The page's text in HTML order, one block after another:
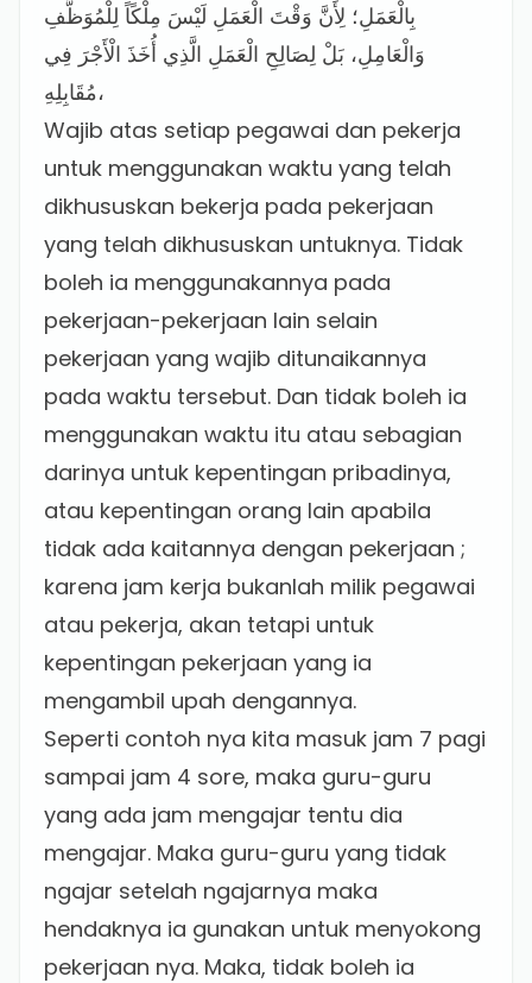
بِالْعَمَلِ؛ لِأَنَّ وَقْتَ الْعَمَلِ لَيْسَ مِلْكًاً لِلْمُوَظَّفِ
وَالْعَامِلِ، بَلْ لِصَالِحِ الْعَمَلِ الَّذِي أُخَذَ الْأَجْرَ فِي
مُقَابِلِهِ،
Wajib atas setiap pegawai dan pekerja
untuk menggunakan waktu yang telah
dikhususkan bekerja pada pekerjaan
yang telah dikhususkan untuknya. Tidak
boleh ia menggunakannya pada
pekerjaan-pekerjaan lain selain
pekerjaan yang wajib ditunaikannya
pada waktu tersebut. Dan tidak boleh ia
menggunakan waktu itu atau sebagian
darinya untuk kepentingan pribadinya,
atau kepentingan orang lain apabila
tidak ada kaitannya dengan pekerjaan ;
karena jam kerja bukanlah milik pegawai
atau pekerja, akan tetapi untuk
kepentingan pekerjaan yang ia
mengambil upah dengannya.
Seperti contoh nya kita masuk jam 7 pagi
sampai jam 4 sore, maka guru-guru
yang ada jam mengajar tentu dia
mengajar. Maka guru-guru yang tidak
ngajar setelah ngajarnya maka
hendaknya ia gunakan untuk menyokong
pekerjaan nya. Maka, tidak boleh ia